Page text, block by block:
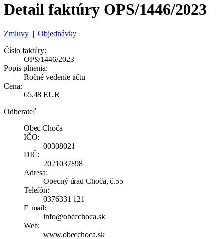
Detail faktúry OPS/1446/2023
Zmluvy | Objednávky
Číslo faktúry:
OPS/1446/2023
Popis plnenia:
Ročné vedenie účtu
Cena:
65,48 EUR
Odberateľ:
Obec Choča
IČO:
00308021
DIČ:
2021037898
Adresa:
Obecný úrad Choča, č.55
Telefón:
0376331 121
E-mail:
info@obecchoca.sk
Web:
www.obecchoca.sk